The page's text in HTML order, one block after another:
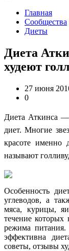
Главная
Сообщества
Диеты
Диета
худеют
27 июня
0
Диета Аткинса —
диет. Многие
красоте именно
называют
Особенность
углеводов, а
мяса, курицы,
течение которых
режима питания.
эффективна
советы, отзывы